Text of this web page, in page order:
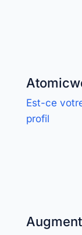
Est-ce
profil